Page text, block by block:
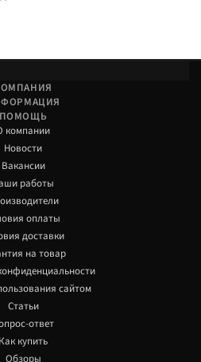
ПОМОЩЬ
компании
Новости
Вакансии
работы
оплаты
доставки
на товар
сайтом
Статьи
ответ
Как купить
Обзоры